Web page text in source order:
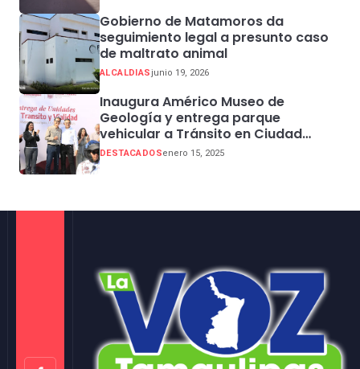
Gobierno de Matamoros da
seguimiento legal a presunto caso
de maltrato animal
ALCALDIASjunio 19, 2026
Inaugura Américo Museo de
Geología y entrega parque
vehicular a Tránsito en Ciudad
Madero
DESTACADOSenero 15, 2025